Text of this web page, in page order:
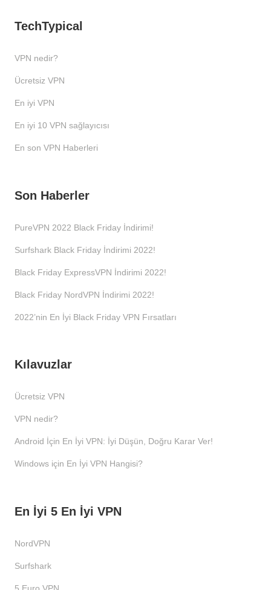
TechTypical
VPN nedir?
Ücretsiz VPN
En iyi VPN
En iyi 10 VPN sağlayıcısı
En son VPN Haberleri
Son Haberler
PureVPN 2022 Black Friday İndirimi!
Surfshark Black Friday İndirimi 2022!
Black Friday ExpressVPN İndirimi 2022!
Black Friday NordVPN İndirimi 2022!
2022’nin En İyi Black Friday VPN Fırsatları
Kılavuzlar
Ücretsiz VPN
VPN nedir?
Android İçin En İyi VPN: İyi Düşün, Doğru Karar Ver!
Windows için En İyi VPN Hangisi?
En İyi 5 En İyi VPN
NordVPN
Surfshark